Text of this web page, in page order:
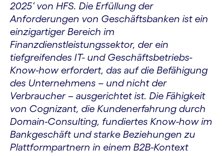
2025‘ von HFS. Die Erfüllung der
Anforderungen von Geschäftsbanken ist ein
einzigartiger Bereich im
Finanzdienstleistungssektor, der ein
tiefgreifendes IT- und Geschäftsbetriebs-
Know-how erfordert, das auf die Befähigung
des Unternehmens – und nicht der
Verbraucher – ausgerichtet ist. Die Fähigkeit
von Cognizant, die Kundenerfahrung durch
Domain-Consulting, fundiertes Know-how im
Bankgeschäft und starke Beziehungen zu
Plattformpartnern in einem B2B-Kontext